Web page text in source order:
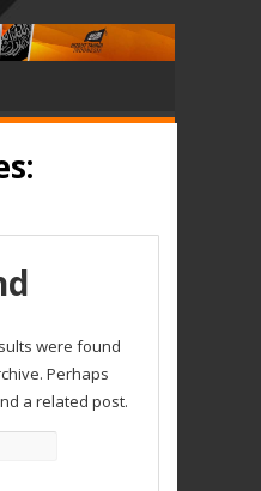
were found
Perhaps
a related post.